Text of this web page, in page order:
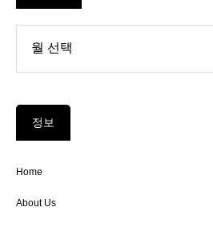
정보
Home
About Us